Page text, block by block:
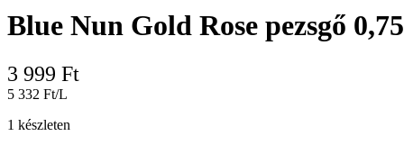
Blue Nun Gold Rose pezsgő
3 999 Ft
5 332 Ft/L
1 készleten